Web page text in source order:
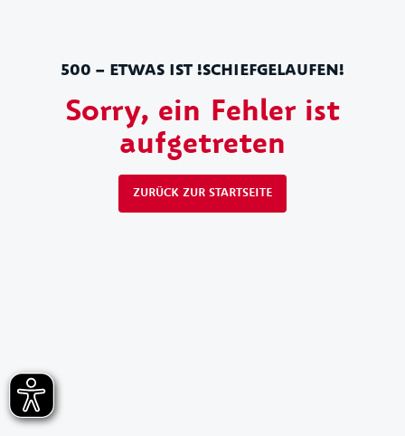
500 – ETWAS IST !SCHIEFGELAUFEN!
Sorry, ein Fehler ist
aufgetreten
ZURÜCK ZUR STARTSEITE